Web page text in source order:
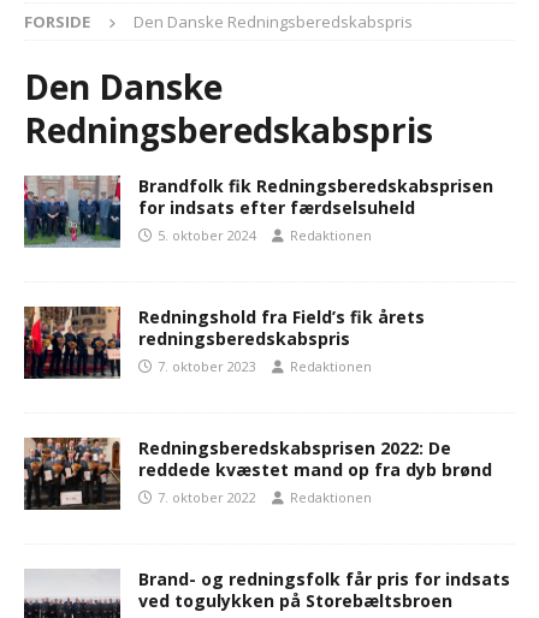
FORSIDE Den Danske Redningsberedskabspris
Den Danske
Redningsberedskabspris
Brandfolk fik Redningsberedskabsprisen
for indsats efter færdselsuheld
5. oktober 2024 Redaktionen
Redningshold fra Field’s fik årets
redningsberedskabspris
7. oktober 2023 Redaktionen
Redningsberedskabsprisen 2022: De
reddede kvæstet mand op fra dyb brønd
7. oktober 2022 Redaktionen
Brand- og redningsfolk får pris for indsats
ved togulykken på Storebæltsbroen